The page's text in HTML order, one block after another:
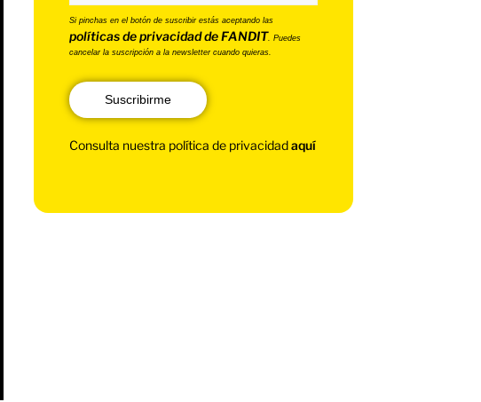
Si pinchas en el botón de suscribir estás aceptando las
políticas de privacidad de FANDIT . Puedes
cancelar la suscripción a la newsletter cuando quieras.
Suscribirme
Consulta nuestra política de privacidadaquí